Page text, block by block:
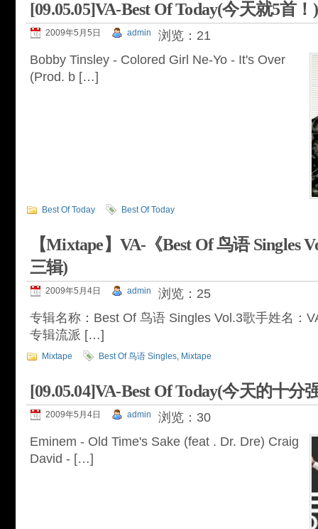
[09.05.05]VA-Best Of Today(今天就5首！)
2009年5月5日 admin
浏览：21
Bobby Tinsley - Colored Girl Ne-Yo - It's Over
(Prod. b […]
Best Of Today Best Of Today
【Mixtape】VA-《Best Of 鸟语 Singles
三辑)
2009年5月4日 admin
浏览：25
专辑名称：Best Of 鸟语 Singles Vol.3歌手姓名：
专辑流派 […]
Mixtape Best Of 鸟语 Singles, Mixtape
[09.05.04]VA-Best Of Today(今天的十分
2009年5月4日 admin
浏览：30
Eminem - Old Time's Sake (feat . Dr. Dre) Craig
David - […]